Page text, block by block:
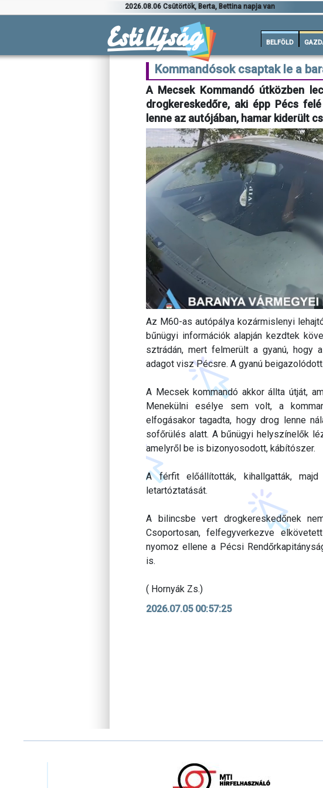
2026.08.06 Csütörtök, Berta, Bettina napja van
BELFÖLD
Kommandósok csaptak le a
A Mecsek Kommandó útközben
drogkereskedőre, aki épp Pécs
lenne az autójában, hamar kiderült
Az M60-as autópálya kozármislenyi
bűnügyi információk alapján kezdtek
sztrádán, mert felmerült a gyanú,
adagot visz Pécsre. A gyanú beigazolódott.
A Mecsek kommandó akkor állta útját,
Menekülni esélye sem volt, a
elfogásakor tagadta, hogy drog lenne
sofőrülés alatt. A bűnügyi helyszínelők
amelyről be is bizonyosodott, kábítószer.
A férfit előállították, kihallgatták,
letartóztatását.
A bilincsbe vert drogkereskedőnek
Csoportosan, felfegyverkezve
nyomoz ellene a Pécsi
is.
( Hornyák Zs.)
2026.07.05 00:57:25